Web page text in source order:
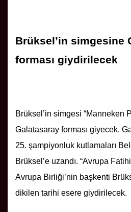
Brüksel’in simgesine
forması giydirilecek
Brüksel’in simgesi “Manneken
Galatasaray forması giyecek.
25. şampiyonluk kutlamaları
Brüksel’e uzandı. “Avrupa
Avrupa Birliği’nin başkenti
dikilen tarihi esere giydirilecek.